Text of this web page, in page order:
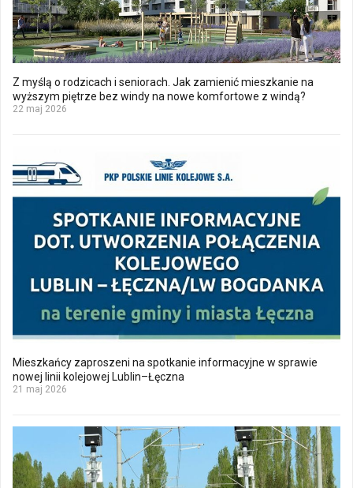
Z myślą o rodzicach i seniorach. Jak zamienić mieszkanie na
wyższym piętrze bez windy na nowe komfortowe z windą?
22 maj 2026
Mieszkańcy zaproszeni na spotkanie informacyjne w sprawie
nowej linii kolejowej Lublin–Łęczna
21 maj 2026